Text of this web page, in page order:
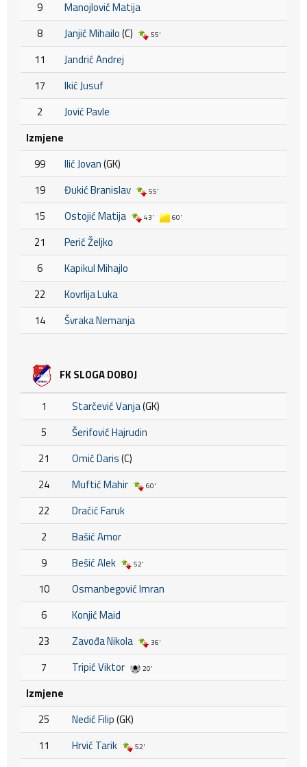
9
Manojlovič Matija
8
Janjić Mihailo(C) 55'
11
Jandrić Andrej
17
Ikić Jusuf
2
Jović Pavle
Izmjene
99
Ilić Jovan(GK)
19
Đukić Branislav 55'
15 Ostojić Matija 43' 60'
21
Perić Željko
6
Kapikul Mihajlo
22
Kovrlija Luka
14
Švraka Nemanja
FK SLOGA DOBOJ
1 Starčević Vanja(GK)
5
Šerifović Hajrudin
21
Omić Daris(C)
24
Muftić Mahir 60'
22
Dračić Faruk
2
Bašić Amor
9
Bešić Alek 52'
10
Osmanbegović Imran
6
Konjić Maid
23
Zavođa Nikola 36'
7 Tripić Viktor 20'
Izmjene
25
Nedić Filip(GK)
11
Hrvić Tarik 52'